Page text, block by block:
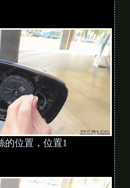
的位置，位置1